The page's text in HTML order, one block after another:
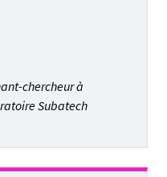
chercheur à
Subatech